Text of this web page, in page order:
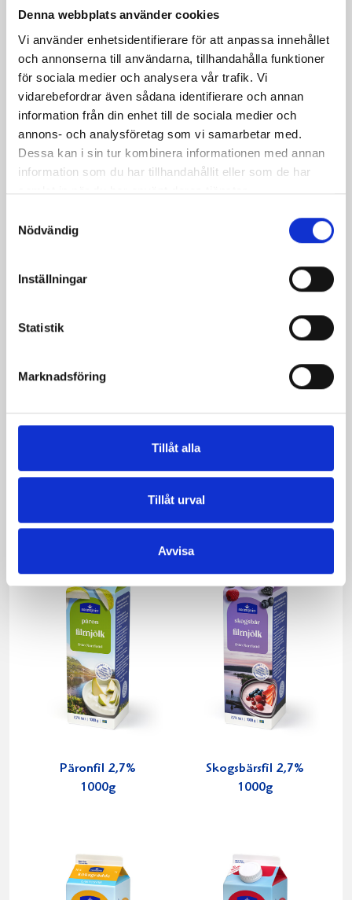
Denna webbplats använder cookies
Vi använder enhetsidentifierare för att anpassa innehållet
och annonserna till användarna, tillhandahålla funktioner
för sociala medier och analysera vår trafik. Vi
vidarebefordrar även sådana identifierare och annan
information från din enhet till de sociala medier och
annons- och analysföretag som vi samarbetar med.
Dessa kan i sin tur kombinera informationen med annan
information som du har tillhandahållit eller som de har
samlat in när du har använt deras tjänster.
Nödvändig
Inställningar
Statistik
Marknadsföring
Tillåt alla
Tillåt urval
Avvisa
Mjölk 3% 1 liter
Jordgubbsfil 2,7%
Päronfil 2,7%
1000g
Skogsbärsfil 2,7%
1000g